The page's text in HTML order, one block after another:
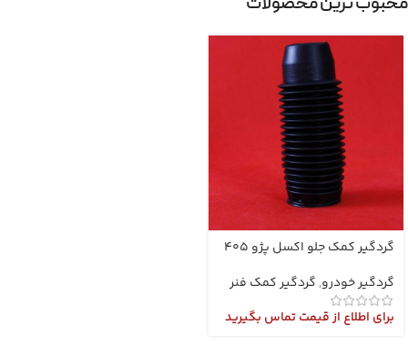
گردگیر کمک جلو اکسل پژو 405
گردگیر خودرو, گردگیر کمک فنر
برای اطلاع از قیمت تماس بگیرید